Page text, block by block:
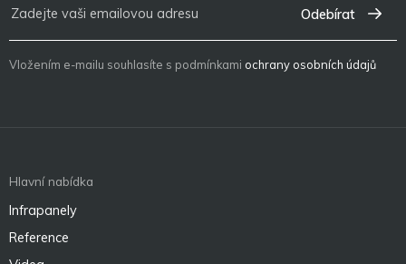
Odebírat
Vložením e-mailu souhlasíte s podmínkami ochrany osobních údajů
Hlavní nabídka
Infrapanely
Reference